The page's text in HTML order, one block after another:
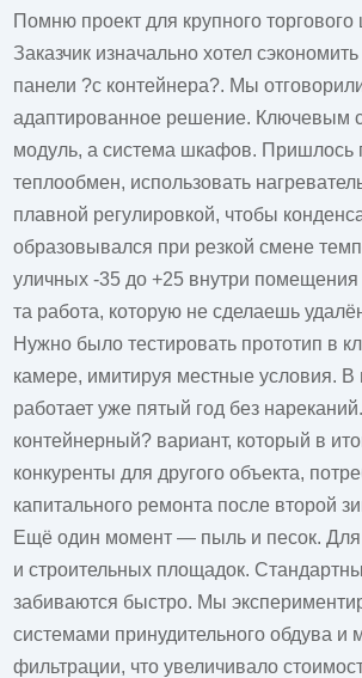
Помню проект для крупного
Заказчик изначально хотел
панели ?с контейнера?. Мы
адаптированное решение. Ключевым
модуль, а система шкафов. Пришлось
теплообмен, использовать
плавной регулировкой, чтобы
образовывался при резкой смене
уличных -35 до +25 внутри помещения
та работа, которую не сделаешь
Нужно было тестировать прототип в
камере, имитируя местные условия. В
работает уже пятый год без
контейнерный? вариант, который в
конкуренты для другого объекта,
капитального ремонта после второй
Ещё один момент — пыль и песок.
и строительных площадок.
забиваются быстро. Мы
системами принудительного обдува и
фильтрации, что увеличивало